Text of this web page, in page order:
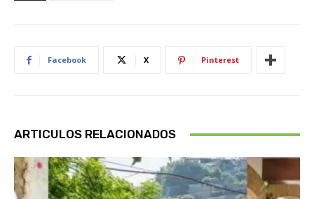
Facebook X Pinterest
ARTICULOS RELACIONADOS